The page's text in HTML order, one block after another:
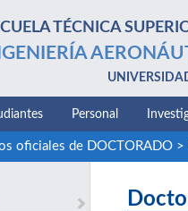
TÉCNICA
Personal
oficiales de DOCTORADO>